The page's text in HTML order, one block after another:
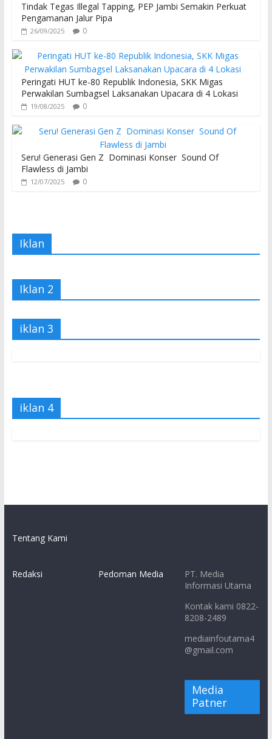
Tindak Tegas Illegal Tapping, PEP Jambi Semakin Perkuat
Pengamanan Jalur Pipa
26/09/2025 0
Peringati HUT ke-80 Republik Indonesia, SKK Migas
Perwakilan Sumbagsel Laksanakan Upacara di 4 Lokasi
19/08/2025 0
Seru! Generasi Gen Z Dominasi Konser Sound Of
Flawless di Jambi
12/07/2025 0
Iklan
Iklan 2
iklan 3
iklan 4
Tentang Kami
Redaksi Pedoman Media
PT. Media
Informasi Utama
Kontak kami 0822-
8208-2489
mediainfoutama4
@gmail.com
Media
Patner